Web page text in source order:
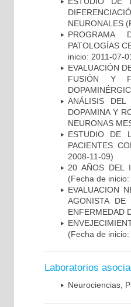
NEURONALES
PROGRAMA
PATOLOGÍAS
inicio: 2011-07-
EVALUACIÓN
FUSIÓN Y
ANÁLISIS
DOPAMINA Y
NEURONAS
ESTUDIO DE
PACIENTES
2008-11-09)
20 AÑOS DEL
(Fecha de
EVALUACION
AGONISTA
ENFERMEDAD
(Fecha de
Laboratorios
Neurociencias,